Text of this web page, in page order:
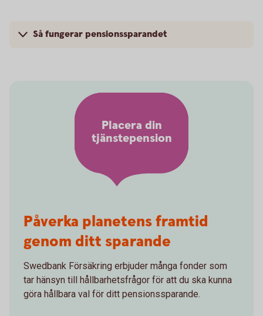
Så fungerar pensionssparandet
Påverka planetens framtid
genom ditt sparande
Swedbank Försäkring erbjuder många fonder som
tar hänsyn till hållbarhetsfrågor för att du ska kunna
göra hållbara val för ditt pensionssparande.
Placera din
tjänstepension